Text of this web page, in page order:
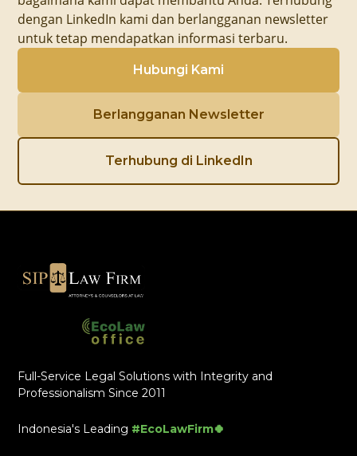
dengan LinkedIn kami dan berlangganan newsletter
untuk tetap mendapatkan informasi terbaru.
Hubungi Kami
Berlangganan Newsletter
Terhubung di LinkedIn
Full-Service Legal Solutions with Integrity and
Professionalism Since 2011
Indonesia's Leading #EcoLawFirm🍀